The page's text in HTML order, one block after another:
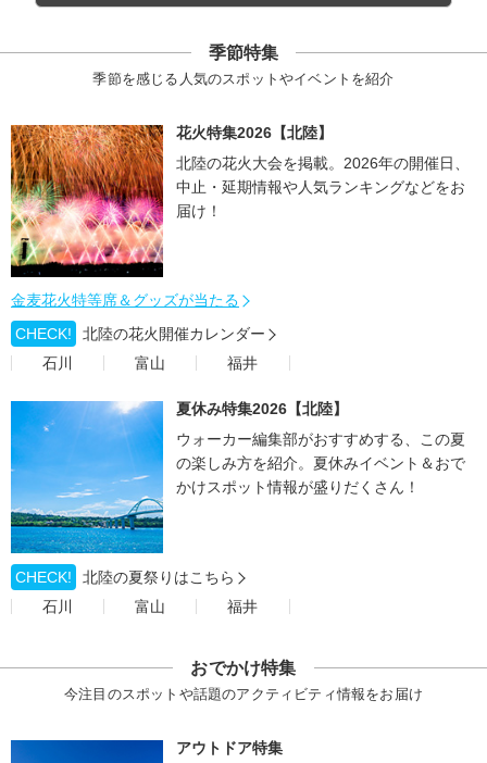
季節特集
季節を感じる人気のスポットやイベントを紹介
花火特集2026【北陸】
北陸の花火大会を掲載。2026年の開催日、
中止・延期情報や人気ランキングなどをお
届け！
金麦花火特等席＆グッズが当たる
CHECK!
北陸の花火開催カレンダー
石川
富山 福井
夏休み特集2026【北陸】
ウォーカー編集部がおすすめする、この夏
の楽しみ方を紹介。夏休みイベント＆おで
かけスポット情報が盛りだくさん！
CHECK!
北陸の夏祭りはこちら
石川
富山 福井
おでかけ特集
今注目のスポットや話題のアクティビティ情報をお届け
アウトドア特集